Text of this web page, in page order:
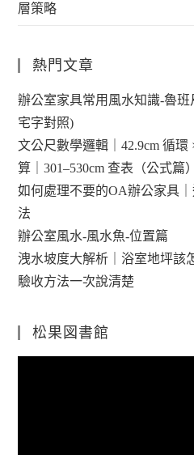
層策略
熱門文章
辦公室家具常用風水知識-魯
宅字對照)
文公尺數學邏輯｜42.9cm 循
算｜301–530cm 查表（公式篇）
如何處理不要的OA辦公家具
法
辦公室風水-風水魚-位置篇
洩水坡度大解析｜浴室地坪該
驗收方法一次說清楚
松果図書館